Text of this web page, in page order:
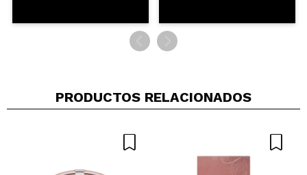
PRODUCTOS RELACIONADOS